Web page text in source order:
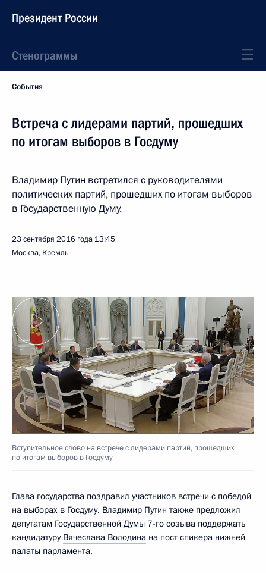
Президент России
Стенограммы
События
Встреча с лидерами партий, прошедших
по итогам выборов в Госдуму
Владимир Путин встретился с руководителями
политических партий, прошедших по итогам выборов
в Государственную Думу.
23 сентября 2016 года 13:45
Москва, Кремль
Вступительное слово на встрече с лидерами партий, прошедших
по итогам выборов в Госдуму
Глава государства поздравил участников встречи с победой
на выборах в Госдуму. Владимир Путин также предложил
депутатам Государственной Думы 7-го созыва поддержать
кандидатуру Вячеслава Володина на пост спикера нижней
палаты парламента.